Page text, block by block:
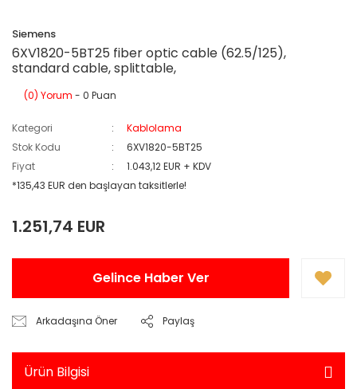
Siemens
6XV1820-5BT25 fiber optic cable (62.5/125),
standard cable, splittable,
(0) Yorum - 0 Puan
Kategori
Kablolama
Stok Kodu
6XV1820-5BT25
Fiyat
1.043,12 EUR + KDV
*135,43 EUR den başlayan taksitlerle!
1.251,74 EUR
Gelince Haber Ver
Arkadaşına Öner Paylaş
Ürün Bilgisi